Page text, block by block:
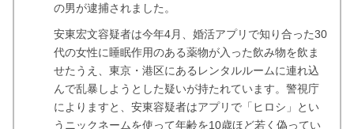
の男が逮捕されました。
安東宏文容疑者は今年4月、婚活アプリで知り合った30
代の女性に睡眠作用のある薬物が入った飲み物を飲ま
せたうえ、東京・港区にあるレンタルルームに連れ込
んで乱暴しようとした疑いが持たれています。警視庁
によりますと、安東容疑者はアプリで「ヒロシ」とい
うニックネームを使って年齢を10歳ほど若く偽ってい